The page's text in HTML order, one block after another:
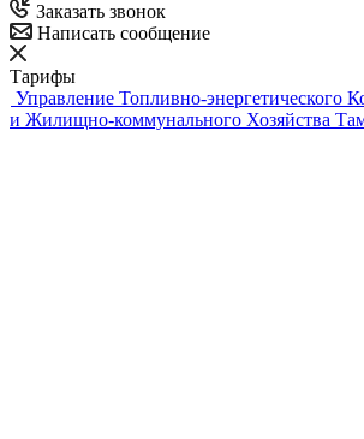
Заказать звонок
Написать сообщение
Тарифы
Управление Топливно-энергетического
и Жилищно-коммунального Хозяйства